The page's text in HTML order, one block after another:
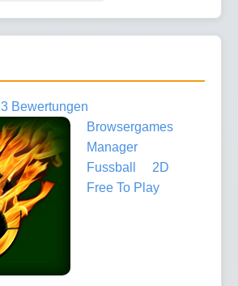
3 Bewertungen
Browsergames
Manager
Fussball
2D
Free To Play